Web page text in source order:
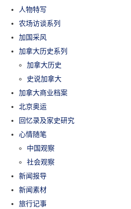
人物特写
农场访谈系列
加国采风
加拿大历史系列
加拿大历史
史说加拿大
加拿大商业档案
北京奥运
回忆录及家史研究
心情随笔
中国观察
社会观察
新闻报导
新闻素材
旅行记事